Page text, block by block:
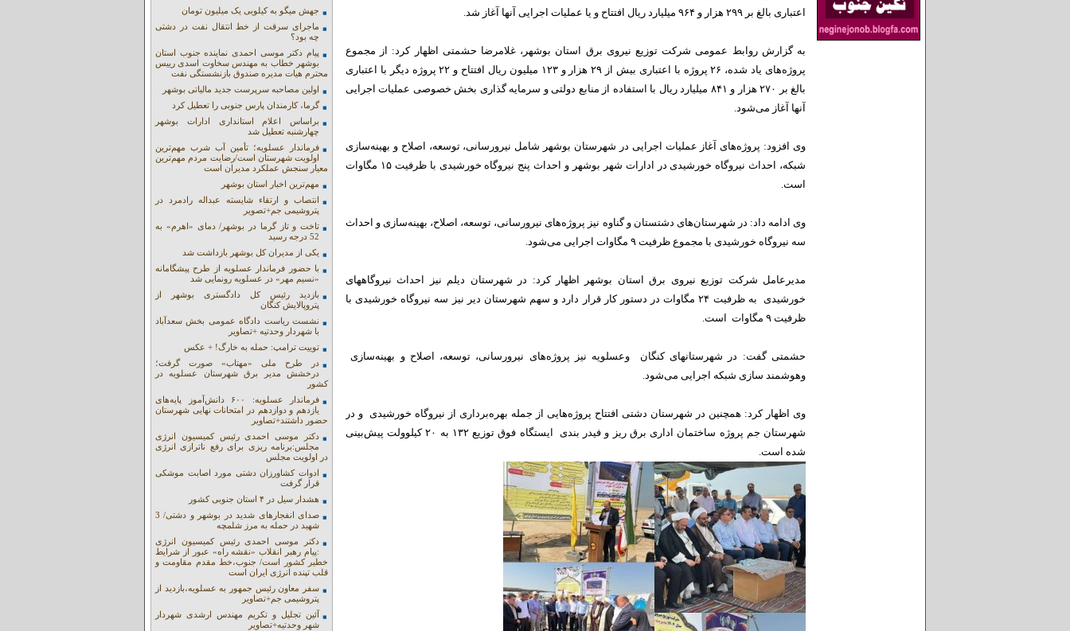
اعتباری بالغ بر ۲۹۹ هزار و ۹۶۴ میلیارد ریال افتتاح و یا عملیات اجرایی آنها آغاز شد.
به گزارش روابط عمومی شرکت توزیع نیروی برق استان بوشهر، غلامرضا حشمتی اظهار کرد: از مجموع
پروژه‌های یاد شده، ۲۶ پروژه با اعتباری بیش از ۲۹ هزار و ۱۲۳ میلیون ریال افتتاح و ۲۲ پروژه دیگر با اعتباری
بالغ بر ۲۷۰ هزار و ۸۴۱ میلیارد ریال با استفاده از منابع دولتی و سرمایه گذاری بخش خصوصی عملیات اجرایی
آنها آغاز می‌شود.
وی افزود: پروژه‌های آغاز عملیات اجرایی در شهرستان بوشهر شامل نیرو‌رسانی، توسعه، اصلاح و بهینه‌سازی
شبکه، احداث نیروگاه خورشیدی در ادارات شهر بوشهر و احداث پنج نیروگاه خورشیدی با ظرفیت ۱۵ مگاوات
است.
وی ادامه داد: در شهرستان‌های دشتستان و گناوه نیز پروژه‌های نیرو‌رسانی، توسعه، اصلاح، بهینه‌سازی و احداث
سه نیروگاه خورشیدی با مجموع ظرفیت ۹ مگاوات اجرایی می‌شود.
مدیرعامل شرکت توزیع نیروی برق استان بوشهر اظهار کرد: در شهرستان دیلم نیز احداث نیروگاههای
خورشیدی به ظرفیت ۲۴ مگاوات در دستور کار قرار دارد و سهم شهرستان دیر نیز سه نیروگاه خورشیدی با
ظرفیت ۹ مگاوات است.
حشمتی گفت: در شهرستانهای کنگان وعسلویه نیز پروژه‌های نیرو‌رسانی، توسعه، اصلاح و بهینه‌سازی
وهوشمند سازی شبکه اجرایی می‌شود.
وی اظهار کرد: همچنین در شهرستان دشتی افتتاح پروژه‌هایی از جمله بهره‌برداری از نیروگاه خورشیدی و در
شهرستان جم پروژه ساختمان اداری برق ریز و فیدر بندی ایستگاه فوق توزیع ۱۳۲ به ۲۰ کیلوولت پیش‌بینی
شده است.
جهش میگو به کیلویی یک میلیون تومان
ماجرای سرقت از خط انتقال نفت در دشتی
چه بود؟
پیام دکتر موسی احمدی نماینده جنوب استان
بوشهر خطاب به مهندس سخاوت اسدی رییس
محترم هیات مدیره صندوق بازنشستگی نفت
اولین مصاحبه سرپرست جدید مالیاتی بوشهر
گرما، کارمندان پارس جنوبی را تعطیل کرد
براساس اعلام استانداری ادارات بوشهر
چهارشنبه تعطیل شد
فرماندار عسلویه؛ تأمین آب شرب مهم‌ترین
اولویت شهرستان است/رضایت مردم مهم‌ترین
معیار سنجش عملکرد مدیران است
مهم‌ترین اخبار استان بوشهر
انتصاب و ارتقاء شایسته عبداله رادمرد در
پتروشیمی جم+تصویر
تاخت و تاز گرما در بوشهر/ دمای «اهرم» به
52 درجه رسید
یکی از مدیران کل بوشهر بازداشت شد
با حضور فرماندار عسلویه از طرح پیشگامانه
«نسیم مهر» در عسلویه رونمایی شد
بازدید رئیس کل دادگستری بوشهر از
پتروپالایش کنگان
نشست ریاست دادگاه عمومی بخش سعدآباد
با شهردار وحدتیه +تصاویر
توییت ترامپ: حمله به خارگ! + عکس
در طرح ملی «مهتاب» صورت گرفت؛
درخشش مدیر برق شهرستان عسلویه در
کشور
فرماندار عسلویه: ۶۰۰ دانش‌آموز پایه‌های
یازدهم و دوازدهم در امتحانات نهایی شهرستان
حضور داشتند+تصاویر
دکتر موسی احمدی رئیس کمیسیون انرژی
مجلس:برنامه ریزی برای رفع ناترازی انرژی
در اولویت مجلس
ادوات کشاورزان دشتی مورد اصابت موشکی
قرار گرفت
هشدار سیل در ۴ استان جنوبی کشور
صدای انفجارهای شدید در بوشهر و دشتی/ 3
شهید در حمله به مرز شلمچه
دکتر موسی احمدی رئیس کمیسیون انرژی
:پیام رهبر انقلاب «نقشه راه» عبور از شرایط
خطیر کشور است/ جنوب،خط مقدم مقاومت و
قلب تپنده انرژی ایران است
سفر معاون رئیس جمهور به عسلویه،بازدید از
پتروشیمی جم+تصاویر
آئین تجلیل و تکریم مهندس ارشدی شهردار
شهر وحدتیه+تصاویر